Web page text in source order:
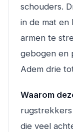
schouders.
in de mat en
armen te
gebogen en
Adem drie
Waarom
die veel